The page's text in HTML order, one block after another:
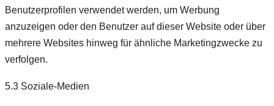
Benutzerprofilen verwendet werden, um Werbung
anzuzeigen oder den Benutzer auf dieser Website oder über
mehrere Websites hinweg für ähnliche Marketingzwecke zu
verfolgen.
5.3 Soziale-Medien